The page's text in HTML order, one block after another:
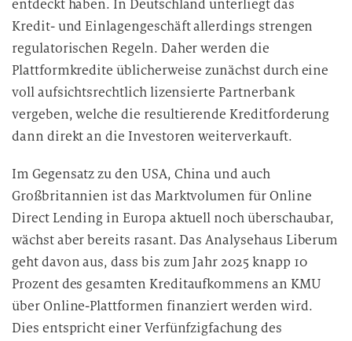
entdeckt haben. In Deutschland unterliegt das
Kredit- und Einlagengeschäft allerdings strengen
regulatorischen Regeln. Daher werden die
Plattformkredite üblicherweise zunächst durch eine
voll aufsichtsrechtlich lizensierte Partnerbank
vergeben, welche die resultierende Kreditforderung
dann direkt an die Investoren weiterverkauft.
Im Gegensatz zu den USA, China und auch
Großbritannien ist das Marktvolumen für Online
Direct Lending in Europa aktuell noch überschaubar,
wächst aber bereits rasant. Das Analysehaus Liberum
geht davon aus, dass bis zum Jahr 2025 knapp 10
Prozent des gesamten Kreditaufkommens an KMU
über Online-Plattformen finanziert werden wird.
Dies entspricht einer Verfünfzigfachung des